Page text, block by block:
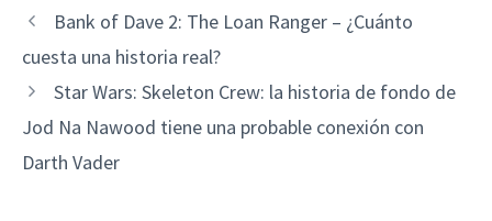
Bank of Dave 2: The Loan Ranger – ¿Cuánto
cuesta una historia real?
Star Wars: Skeleton Crew: la historia de fondo de
Jod Na Nawood tiene una probable conexión con
Darth Vader